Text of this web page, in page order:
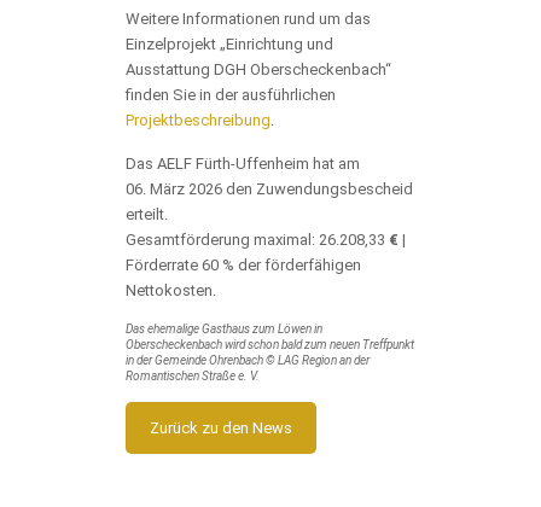
Weitere Informationen rund um das
Einzelprojekt „Einrichtung und
Ausstattung DGH Oberscheckenbach“
finden Sie in der ausführlichen
Projektbeschreibung.
Das AELF Fürth-Uffenheim hat am
06. März 2026 den Zuwendungsbescheid
erteilt.
Gesamtförderung maximal: 26.208,33 € |
Förderrate 60 % der förderfähigen
Nettokosten.
Das ehemalige Gasthaus zum Löwen in
Oberscheckenbach wird schon bald zum neuen Treffpunkt
in der Gemeinde Ohrenbach © LAG Region an der
Romantischen Straße e. V.
Zurück zu den News